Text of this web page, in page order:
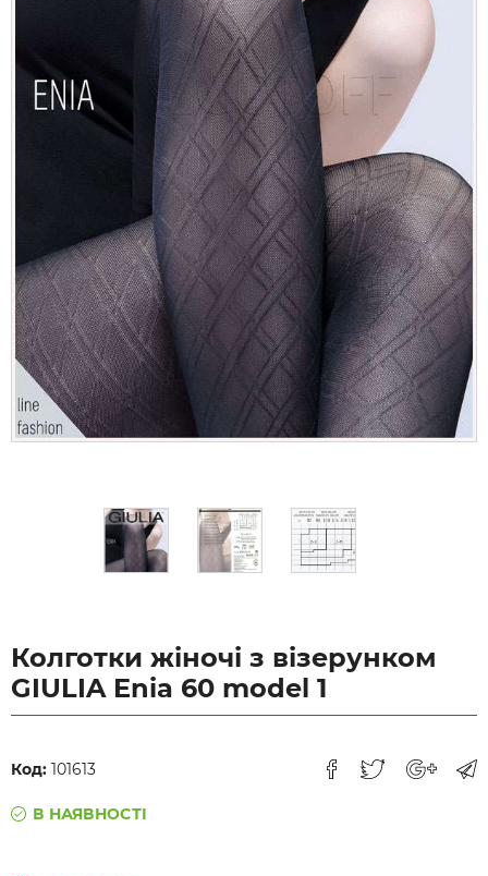
Колготки жіночі з візерунком
GIULIA Enia 60 model 1
Код: 101613
В НАЯВНОСТІ